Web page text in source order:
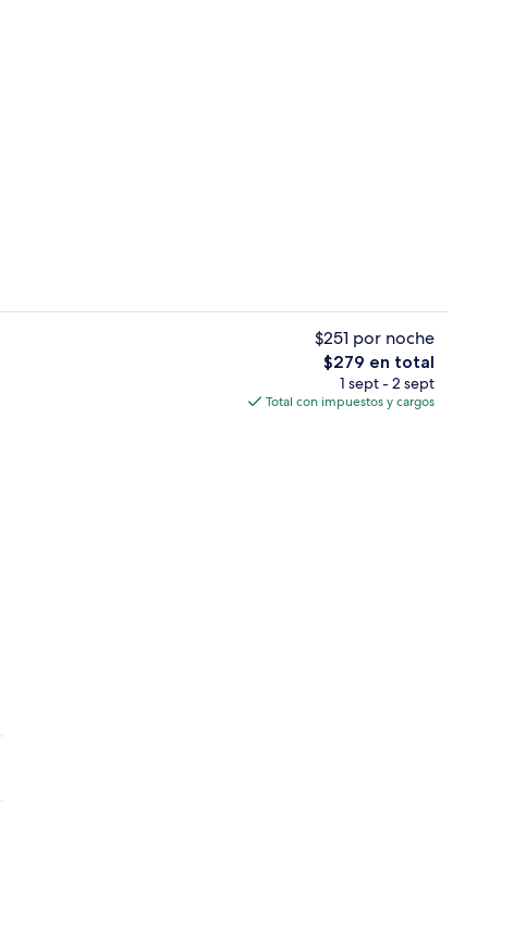
Terraza o patio
$251 por noche
El
precio
total
$279 en total
1 sept - 2 sept
Total con impuestos y cargos